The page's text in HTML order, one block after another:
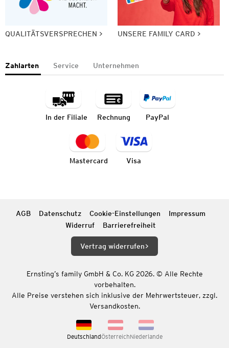
QUALITÄTSVERSPRECHEN UNSERE FAMILY CARD
Zahlarten Service Unternehmen
In der Filiale Rechnung PayPal
Mastercard Visa
AGB Datenschutz Cookie-Einstellungen
Impressum
Widerruf
Barrierefreiheit
Vertrag widerrufen
Ernsting’s family GmbH & Co. KG 2026. © Alle Rechte
vorbehalten.
Alle Preise verstehen sich inklusive der Mehrwertsteuer, zzgl.
Versandkosten.
DeutschlandÖsterreichNiederlande